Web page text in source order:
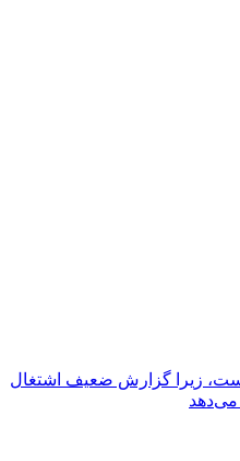
زیرا گزارش ضعیف اشتغال
می‌دهد